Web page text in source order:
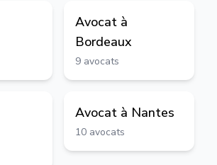
Avocat à
Bordeaux
9 avocats
Avocat à Nantes
10 avocats